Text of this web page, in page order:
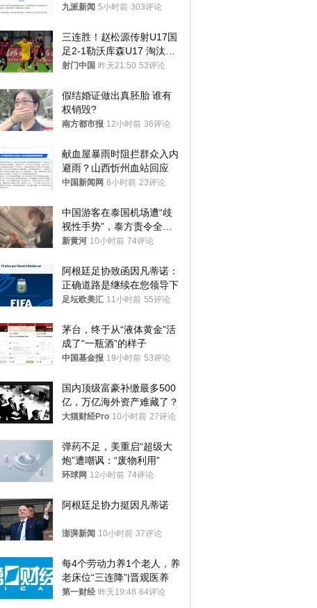
检，被疑萝卜岗，官方通
九派新闻 5小时前 303评论
三连胜！赵松源传射U17国
足2-1勒沃库森U17 淘汰赛
将战河床
射门中国 昨天21:50 53评论
假结婚证做出真胚胎 谁有
权销毁?
南方都市报 12小时前 36评论
献血屋暴雨时阻拦群众入内
避雨？山西忻州血站回应
中国新闻网 8小时前 23评论
中国游客在泰国机场遭“歧
视性手势”，泰方责令全面
调查，对责任人采取最严厉
新黄河 10小时前 74评论
阿根廷足协致函因凡蒂诺：
正确道路是继续在您领导下
足坛欧美汇 11小时前 55评论
茅台，终于从“液体黄金”活
成了“一瓶酒”的样子
中国基金报 19小时前 53评论
国内顶级富豪补缴最多500
亿，万亿海外资产难藏了？
大猫财经Pro 10小时前 27评论
弹药不足，美重启“超级大
炮”遭嘲讽：“废物利用”
环球网 12小时前 74评论
阿根廷足协力挺因凡蒂诺
澎湃新闻 10小时前 37评论
每4个劳动力养1个老人，养
老床位“三连降”|晋观医养
第一财经 昨天19:48 64评论